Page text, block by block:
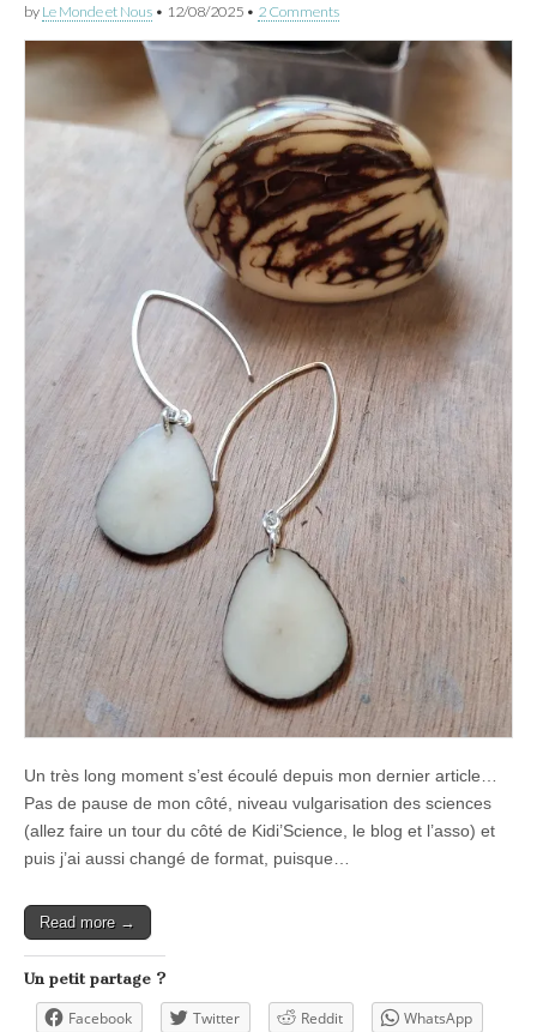
by Le Monde et Nous • 12/08/2025 • 2 Comments
Un très long moment s’est écoulé depuis mon dernier article…
Pas de pause de mon côté, niveau vulgarisation des sciences
(allez faire un tour du côté de Kidi’Science, le blog et l’asso) et
puis j’ai aussi changé de format, puisque…
Read more →
Un petit partage ?
Facebook Twitter Reddit
WhatsApp